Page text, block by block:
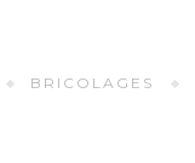
BRICOLAGES